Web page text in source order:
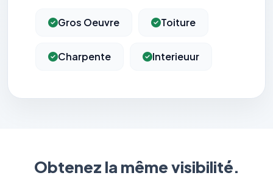
Gros Oeuvre Toiture
Charpente Interieuur
Obtenez la même visibilité.